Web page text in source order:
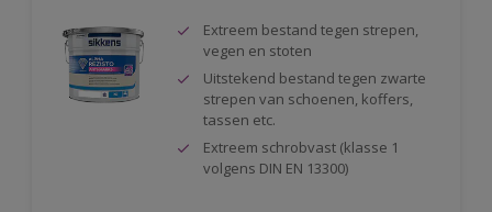
Extreem bestand tegen strepen,
vegen en stoten
Uitstekend bestand tegen zwarte
strepen van schoenen, koffers,
tassen etc.
Extreem schrobvast (klasse 1
volgens DIN EN 13300)